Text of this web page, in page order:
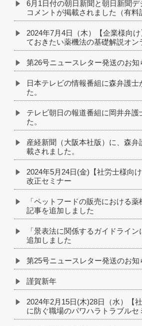
6月1日付の朝日新聞と朝日新聞
コメントが掲載されました（有料
2024年7月4日（木）【企業様向
ておきたい薬機法の基礎解説オン
第26号ニュースレター発送のお知
日本テレビの情報番組に森弁護士
た。
テレビ朝日の報道番組に岡井弁護
た。
産経新聞（大阪本社版）に、森弁
載されました。
2024年5月24日(金)【社労士様向
改正セミナー
「ペットフードの販売における
記事を追加しました
「景表法に関係するガイドライ
追加しました
第25号ニュースレター発送のお知
謹賀新年
2024年2月15日(木)28日（水）【
に防ぐ職場のパワハラトラブルセ